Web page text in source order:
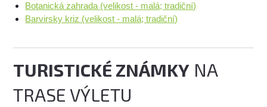
Botanická zahrada (velikost - malá; tradiční)
Barvirsky kriz (velikost - malá; tradiční)
TURISTICKÉ ZNÁMKY NA
TRASE VÝLETU